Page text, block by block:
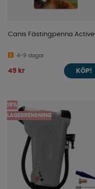
Canis Fästingpenna Active
4-9 dagar
49 kr KÖP!
15%
LAGERRENSNING